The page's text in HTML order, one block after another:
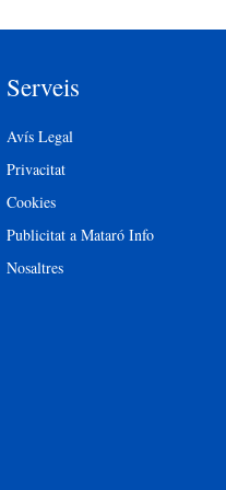
Serveis
Avís Legal
Privacitat
Cookies
Publicitat a Mataró Info
Nosaltres